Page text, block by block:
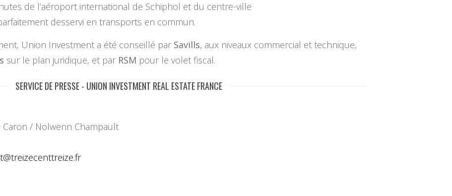
de l’aéroport international de Schiphol et du centre-ville
desservi en transports en commun.
Union Investment a été conseillé par Savills, aux niveaux commercial et technique,
sur le plan juridique, et par RSM pour le volet fiscal.
SERVICE DE PRESSE - UNION INVESTMENT REAL ESTATE FRANCE
Caron / Nolwenn Champault
treizecenttreize.fr